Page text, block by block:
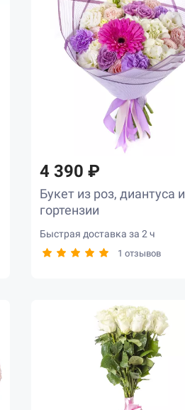
4 390 ₽
Букет из роз, диантуса и
гортензии
Быстрая доставка за 2 ч
1 отзывов